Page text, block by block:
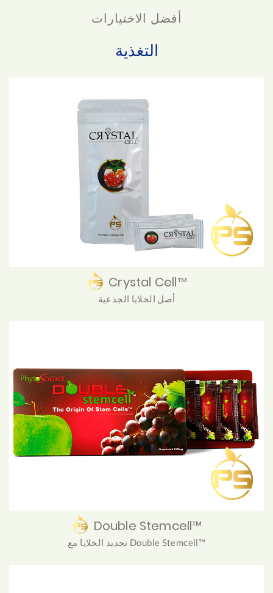
أفضل الاختيارات
التغذية
Crystal Cell™
أصل الخلايا الجذعية
Double Stemcell™
تجديد الخلايا مع Double Stemcell™